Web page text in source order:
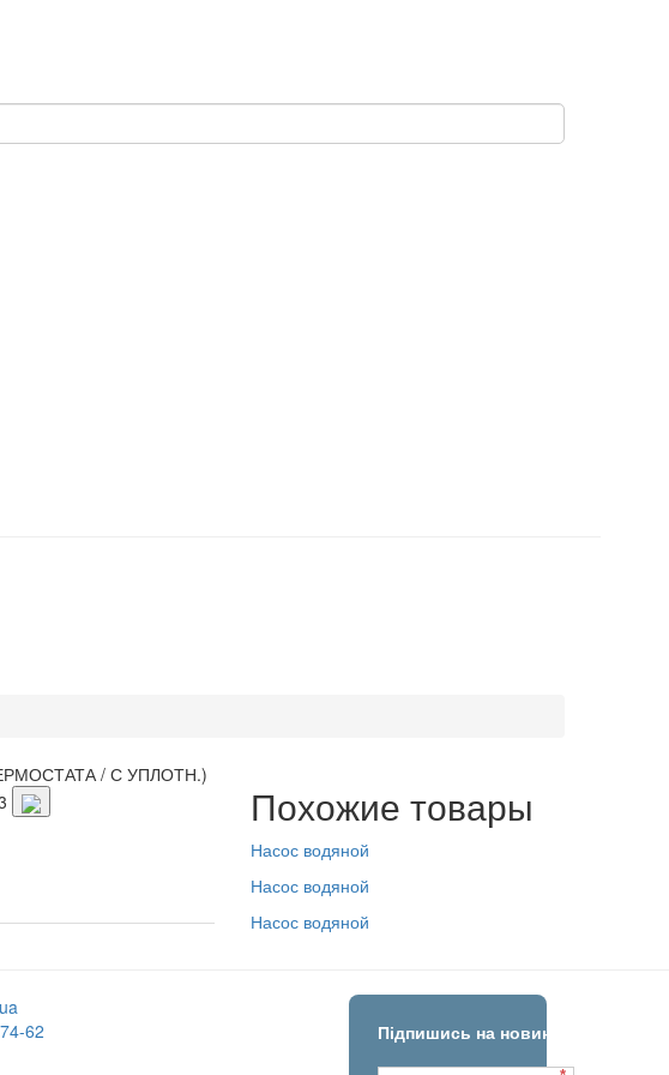
/ С УПЛОТН.)
Похожие товары
Насос водяной
Насос водяной
Насос водяной
62
Підпишись на новини!